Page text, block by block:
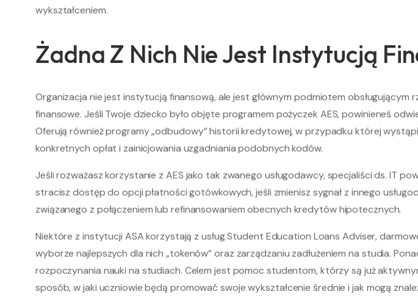
wykształceniem.
Żadna Z Nich Nie Jest Instytucją
Organizacja nie jest instytucją finansową, ale jest głównym podmiotem
finansowe. Jeśli Twoje dziecko było objęte programem pożyczek AES, powinieneś
Oferują również programy „odbudowy” historii kredytowej, w przypadku której
konkretnych opłat i zainicjowania uzgadniania podobnych kodów.
Jeśli rozważasz korzystanie z AES jako tak zwanego usługodawcy, specjaliści ds. IT
stracisz dostęp do opcji płatności gotówkowych, jeśli zmienisz sygnał z innego
związanego z połączeniem lub refinansowaniem obecnych kredytów hipotecznych.
Niektóre z instytucji ASA korzystają z usług Student Education Loans Adviser,
wyborze najlepszych dla nich „tokenów” oraz zarządzaniu zadłużeniem na studia.
rozpoczynania nauki na studiach. Celem jest pomoc studentom, którzy są już
sposób, w jaki uczniowie będą promować swoje wykształcenie średnie i jak mogą